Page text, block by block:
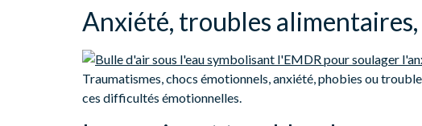
Anxiété, troubles alimentaires,
Traumatismes, chocs émotionnels, anxiété, phobies ou
ces difficultés émotionnelles.